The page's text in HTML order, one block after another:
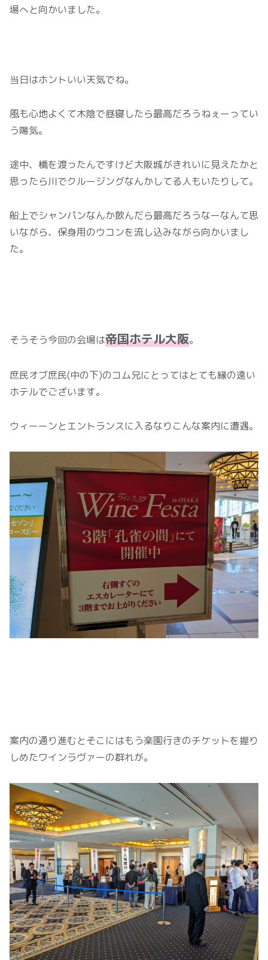
場へと向かいました。
当日はホントいい天気でね。
風も心地よくて木陰で昼寝したら最高だろうねぇーってい
う陽気。
途中、橋を渡ったんですけど大阪城がきれいに見えたかと
思ったら川でクルージングなんかしてる人もいたりして。
船上でシャンパンなんか飲んだら最高だろうなーなんて思
いながら、保身用のウコンを流し込みながら向かいまし
た。
そうそう今回の会場は帝国ホテル大阪。
庶民オブ庶民(中の下)のコム兄にとってはとても縁の遠い
ホテルでございます。
ウィーーンとエントランスに入るなりこんな案内に遭遇。
案内の通り進むとそこにはもう楽園行きのチケットを握り
しめたワインラヴァーの群れが。